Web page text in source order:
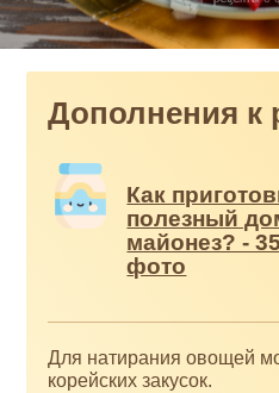
Дополнения к
Как
полезный
майонез? -
фото
Для натирания овощей
корейских закусок.